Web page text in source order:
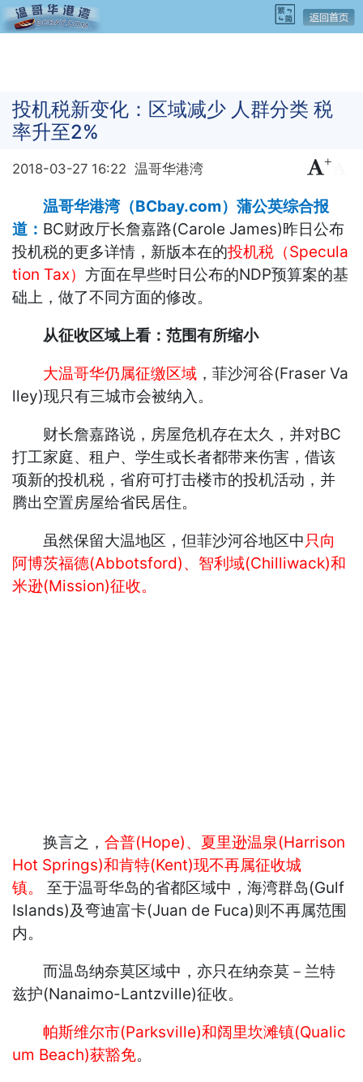
投机税新变化：区域减少 人群分类 税
率升至2%
2018-03-27 16:22 温哥华港湾 +
温哥华港湾（BCbay.com）蒲公英综合报
道： BC财政厅长詹嘉路(Carole James)昨日公布
投机税的更多详情，新版本在的投机税（Specula
tion Tax）方面在早些时日公布的NDP预算案的基
础上，做了不同方面的修改。
从征收区域上看：范围有所缩小
大温哥华仍属征缴区域 ，菲沙河谷(Fraser Va
lley)现只有三城市会被纳入。
财长詹嘉路说，房屋危机存在太久，并对BC
打工家庭、租户、学生或长者都带来伤害，借该
项新的投机税，省府可打击楼市的投机活动，并
腾出空置房屋给省民居住。
虽然保留大温地区，但菲沙河谷地区中只向
阿博茨福德(Abbotsford)、智利域(Chilliwack)和
米逊(Mission)征收。
换言之，合普(Hope)、夏里逊温泉(Harrison
Hot Springs)和肯特(Kent)现不再属征收城
镇。
至于温哥华岛的省都区域中，海湾群岛(Gulf
Islands)及弯迪富卡(Juan de Fuca)则不再属范围
内。
而温岛纳奈莫区域中，亦只在纳奈莫－兰特
兹护(Nanaimo-Lantzville)征收。
帕斯维尔市(Parksville)和阔里坎滩镇(Qualic
um Beach)获豁免。